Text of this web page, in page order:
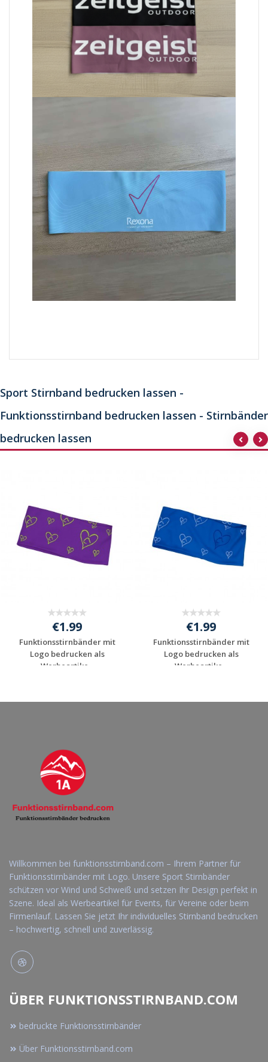
Sport Stirnband bedrucken lassen -
Funktionsstirnband bedrucken lassen - Stirnbänder
bedrucken lassen
€1.99
Funktionsstirnbänder mit
Logo bedrucken als
Werbeartike...
€1.99
Funktionsstirnbänder mit
Logo bedrucken als
Werbeartike...
Willkommen bei funktionsstirnband.com – Ihrem Partner für
Funktionsstirnbänder mit Logo. Unsere Sport Stirnbänder
schützen vor Wind und Schweiß und setzen Ihr Design perfekt in
Szene. Ideal als Werbeartikel für Events, für Vereine oder beim
Firmenlauf. Lassen Sie jetzt Ihr individuelles Stirnband bedrucken
– hochwertig, schnell und zuverlässig.
ÜBER FUNKTIONSSTIRNBAND.COM
bedruckte Funktionsstirnbänder
Über Funktionsstirnband.com